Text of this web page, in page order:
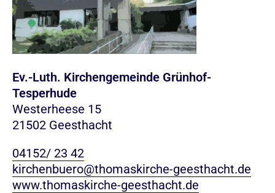
Ev.-Luth. Kirchengemeinde Grünhof-
Tesperhude
Westerheese 15
21502 Geesthacht
04152/ 23 42
kirchenbuero@thomaskirche-geesthacht.de
www.thomaskirche-geesthacht.de